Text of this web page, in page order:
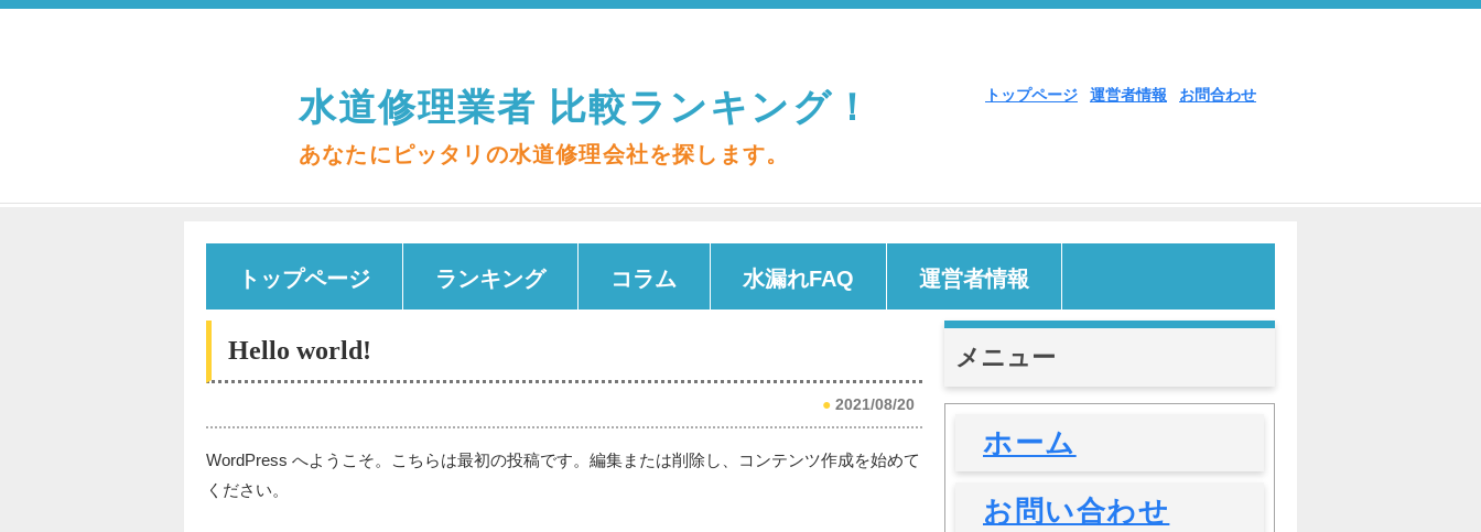
水道修理業者 比較ランキング！
あなたにピッタリの水道修理会社を探します。
トップページ 運営者情報 お問合わせ
トップページ ランキング コラム 水漏れFAQ 運営者情報
Hello world!
● 2021/08/20
WordPress へようこそ。こちらは最初の投稿です。編集または削除し、コンテンツ作成を始めて
ください。
メニュー
ホーム
お問い合わせ